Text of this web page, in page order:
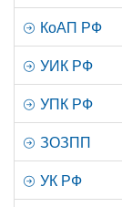
КоАП РФ
УИК РФ
УПК РФ
ЗОЗПП
УК РФ